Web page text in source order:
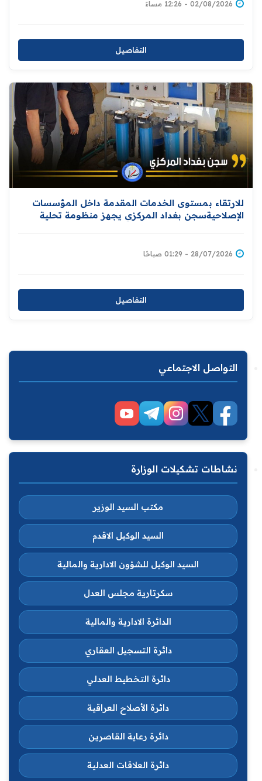
02/08/2026 - 12:26 مساءً
التفاصيل
للارتقاء بمستوى الخدمات المقدمة داخل المؤسسات
الإصلاحيةسجن بغداد المركزي يجهز منظومة تحلية
28/07/2026 - 01:29 صباحًا
التفاصيل
التواصل الاجتماعي
نشاطات تشكيلات الوزارة
مكتب السيد الوزير
السيد الوكيل الاقدم
السيد الوكيل للشؤون الادارية والمالية
سكرتارية مجلس العدل
الدائرة الادارية والمالية
دائرة التسجيل العقاري
دائرة التخطيط العدلي
دائرة الأصلاح العراقية
دائرة رعاية القاصرين
دائرة العلاقات العدلية